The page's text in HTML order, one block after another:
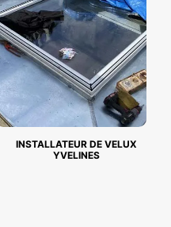
INSTALLATEUR DE VELUX
YVELINES